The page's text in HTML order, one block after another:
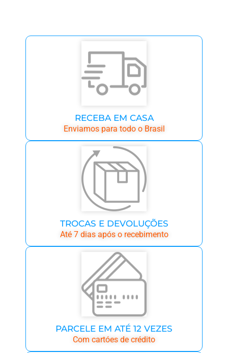
RECEBA EM CASA
Enviamos para todo o Brasil
TROCAS E DEVOLUÇÕES
Até 7 dias após o recebimento
PARCELE EM ATÉ 12 VEZES
Com cartóes de crédito